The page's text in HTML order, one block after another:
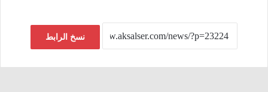
نسخ الرابط